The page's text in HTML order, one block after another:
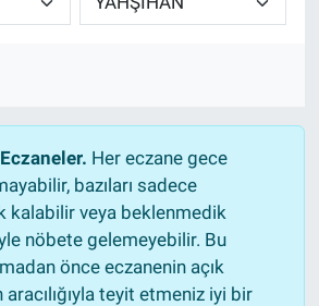
Her eczane gece
bazıları sadece
kalabilir veya beklenmedik
nöbete gelemeyebilir. Bu
önce eczanenin açık
teyit etmeniz iyi bir